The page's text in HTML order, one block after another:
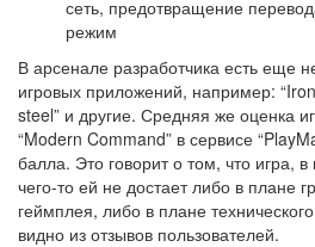
сеть, предотвращение
режим
В арсенале разработчика есть еще
игровых приложений, например:
steel” и другие. Средняя же оценка
“Modern Command” в сервисе
балла. Это говорит о том, что игра,
чего-то ей не достает либо в плане
геймплея, либо в плане
видно из отзывов пользователей.